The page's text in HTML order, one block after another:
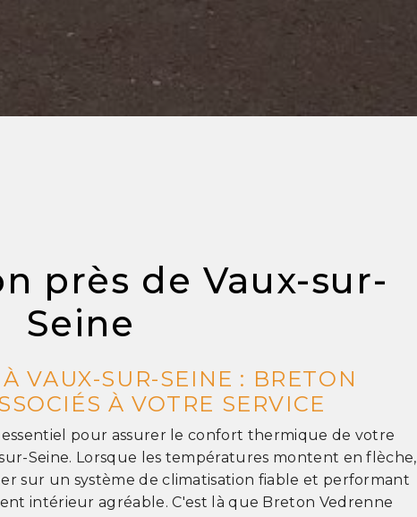
près de Vaux-sur-
Seine
VAUX-SUR-SEINE : BRETON
À VOTRE SERVICE
pour assurer le confort thermique de votre
Seine. Lorsque les températures montent en flèche,
sur un système de climatisation fiable et performant
intérieur agréable. C'est là que Breton Vedrenne